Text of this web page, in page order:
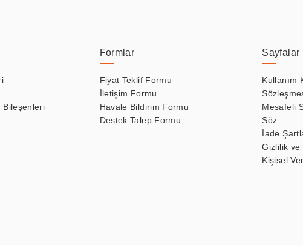
Bileşenleri
Formlar
Fiyat Teklif Formu
İletişim Formu
Havale Bildirim Formu
Destek Talep Formu
Sayfalar
Kullanım
Mesafeli
Söz.
İade
Gizlilik ve
Kişisel